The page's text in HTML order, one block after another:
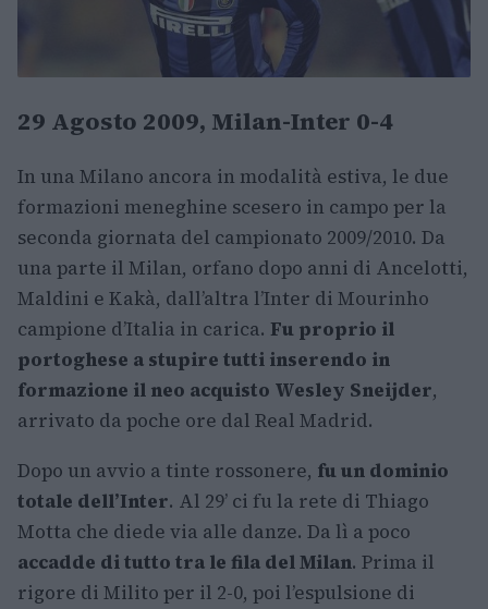
29 Agosto 2009, Milan-Inter 0-4
In una Milano ancora in modalità estiva, le due
formazioni meneghine scesero in campo per la
seconda giornata del campionato 2009/2010. Da
una parte il Milan, orfano dopo anni di Ancelotti,
Maldini e Kakà, dall’altra l’Inter di Mourinho
campione d’Italia in carica. Fu proprio il
portoghese a stupire tutti inserendo in
formazione il neo acquisto Wesley Sneijder,
arrivato da poche ore dal Real Madrid.
Dopo un avvio a tinte rossonere, fu un dominio
totale dell’Inter. Al 29’ ci fu la rete di Thiago
Motta che diede via alle danze. Da lì a poco
accadde di tutto tra le fila del Milan. Prima il
rigore di Milito per il 2-0, poi l’espulsione di